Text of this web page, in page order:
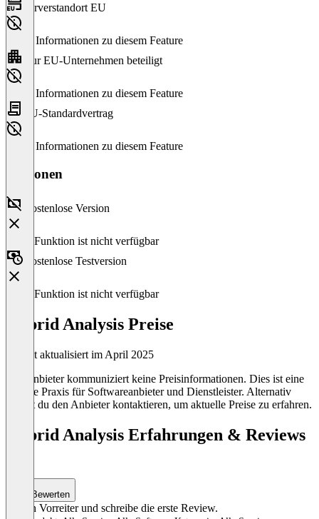
Serverstandort EU
Keine Informationen zu diesem Feature
Nur EU-Unternehmen beteiligt
Keine Informationen zu diesem Feature
EU-Standardvertrag
Keine Informationen zu diesem Feature
Versionen
Kostenlose Version
Diese Funktion ist nicht verfügbar
Kostenlose Testversion
Diese Funktion ist nicht verfügbar
Hybrid Analysis Preise
Zuletzt aktualisiert im April 2025
Der Anbieter kommuniziert keine Preisinformationen. Dies ist eine
übliche Praxis für Softwareanbieter und Dienstleister. Alternativ
kannst du den Anbieter kontaktieren, um aktuelle Preise zu erfahren.
Hybrid Analysis Erfahrungen & Reviews
Bewerten
Sei ein Vorreiter und schreibe die erste Review.